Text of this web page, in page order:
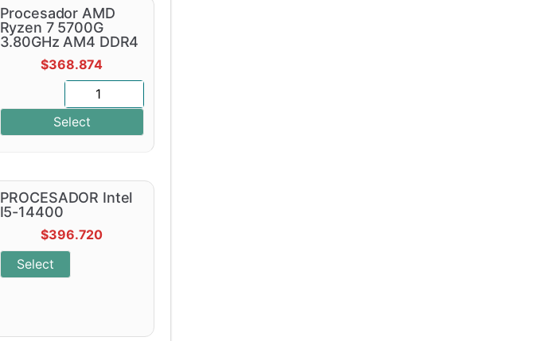
Procesador AMD
Ryzen 7 5700G
3.80GHz AM4 DDR4
$368.874
Select
PROCESADOR Intel
I5-14400
$396.720
Select